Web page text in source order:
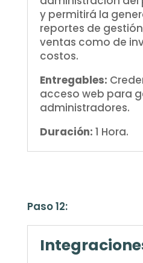
y permitirá la
reportes de
ventas como de
costos.
Entregables:
acceso web para
administradores.
Duración: 1 Hora.
Paso 12: